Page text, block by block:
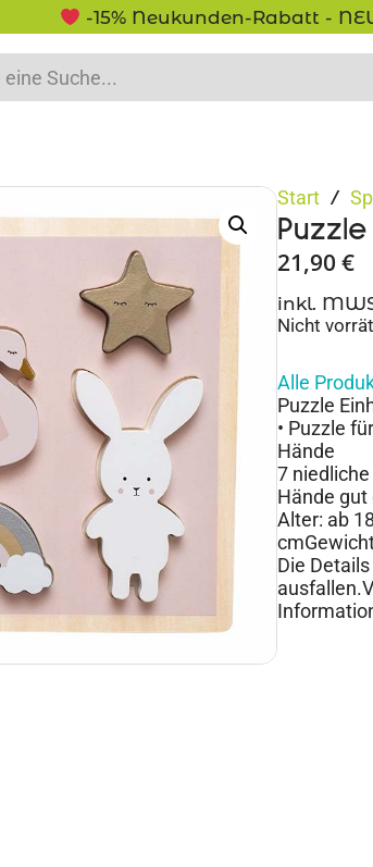
-15% Neukunden-Rabatt -
Start /
21,90 €
inkl.
Nicht
Alle
Puzzle
• Puzzle
Hände
7
Hände gut
Alter: ab
Die